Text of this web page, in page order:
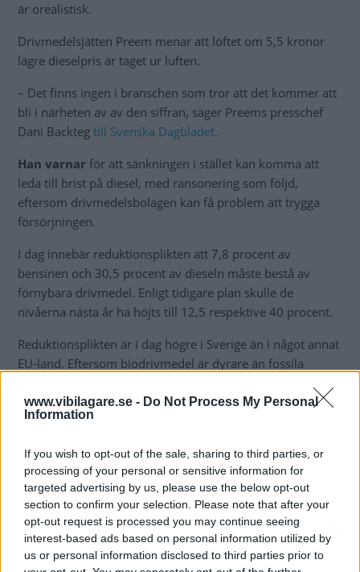
www.vibilagare.se - Do Not Process My Personal
Information
If you wish to opt-out of the sale, sharing to third parties, or
processing of your personal or sensitive information for
targeted advertising by us, please use the below opt-out
section to confirm your selection. Please note that after your
opt-out request is processed you may continue seeing
interest-based ads based on personal information utilized by
us or personal information disclosed to third parties prior to
är orealistisk.
Drivmedelsjätten Preem menar att löftet om 5,5 kronor
lägre dieselpris är taget ur luften.
– Det finns ingen i branschen som tror att det kommer att
bli i närheten av av den siffran, säger Preems presschef
Dani Backteg till Svenska Dagbladet.
Han varnar för att sänkningen i stället kan komma att
leda till brist på diesel, med ransonering som följd,
eftersom drivmedelsbolagen kan få problem att trygga
försörjningen.
I dag innebär reduktionsplikten att 7,8 procent av
bensinen och 30,5 procent av dieseln måste bestå av
förnybara drivmedel. Enligt tidigare plan skulle de
nivåerna nästa år ha höjts till 12,5 respektive 40 procent.
Reduktionsplikten är i dag högre i Sverige än i något annat
EU-land. Eftersom biodrivmedel är dyrare än fossila
rekorddyr i Sverige de senaste åren.
viktigaste verktygen för att sänka Sveriges utsläpp av
växthusgaser, och avgörande för att Sverige ska nå de
klimatmål som Riksdagen enades om år 2017.
Enligt de målen ska Sveriges klimatutsläpp år 2030 har
minskat med 63 procent jämfört med 1990 års nivåer.
Samma år ska utsläppen från inrikestransporter ha